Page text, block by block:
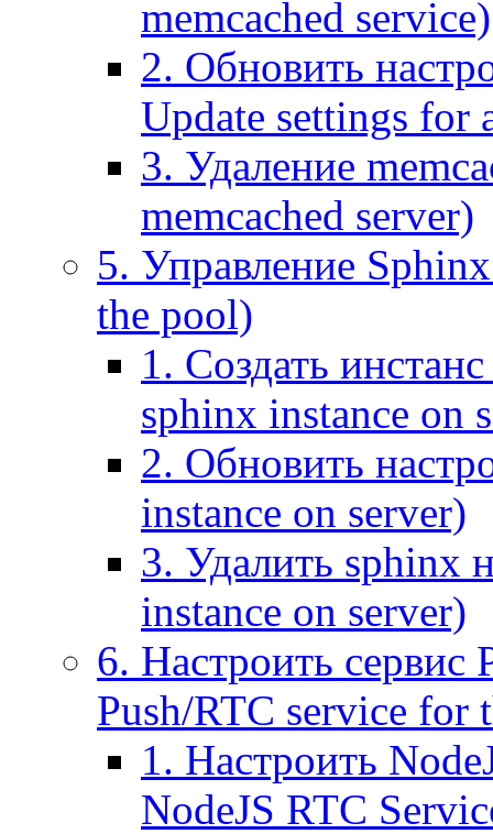
memcached service)
2. Обновить
Update settings for
3. Удаление
memcached server)
5. Управление
the pool)
1. Создать
sphinx instance on
2. Обновить
instance on server)
3. Удалить sphinx
instance on server)
6. Настроить
Push/RTC service for
1. Настроить
NodeJS RTC